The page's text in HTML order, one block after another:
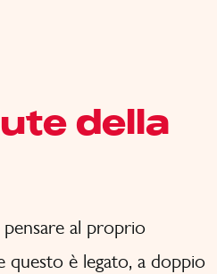
della
al proprio
questo è legato, a doppio